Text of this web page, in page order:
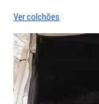
Ver colchões